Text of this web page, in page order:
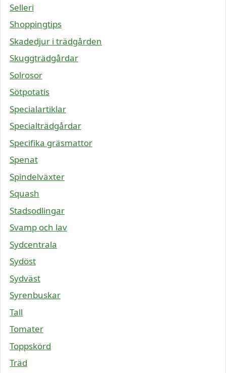
Selleri
Shoppingtips
Skadedjur i trädgården
Skuggträdgårdar
Solrosor
Sötpotatis
Specialartiklar
Specialträdgårdar
Specifika gräsmattor
Spenat
Spindelväxter
Squash
Stadsodlingar
Svamp och lav
Sydcentrala
Sydöst
Sydväst
Syrenbuskar
Tall
Tomater
Toppskörd
Träd